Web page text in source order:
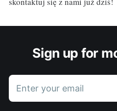
Sign up for
Enter your email